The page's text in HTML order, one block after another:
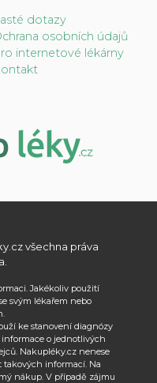
dotazy
osobních údajů
internetové lékárny
všechna práva
Jakékoliv použití
svým lékařem nebo
ke stanovení diagnózy
o jednotlivých
Nakupléky.cz nenese
takových informací. Na
nákup. V případě zájmu